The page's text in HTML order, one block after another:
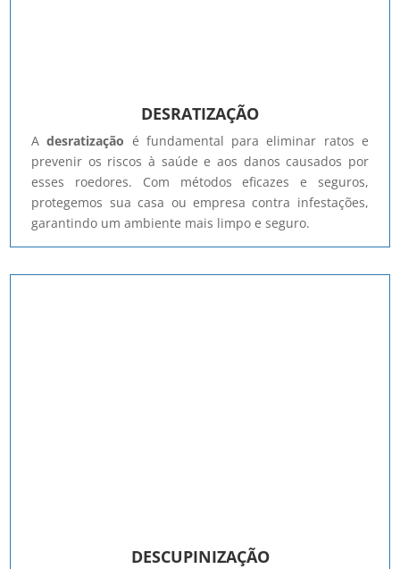
DESRATIZAÇÃO
Adesratização é fundamental para eliminar ratos e
prevenir os riscos à saúde e aos danos causados por
esses roedores. Com métodos eficazes e seguros,
protegemos sua casa ou empresa contra infestações,
garantindo um ambiente mais limpo e seguro.
DESCUPINIZAÇÃO